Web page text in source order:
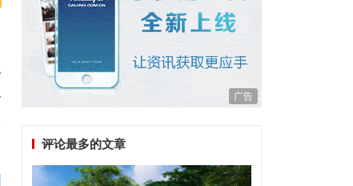
广告
评论最多的文章